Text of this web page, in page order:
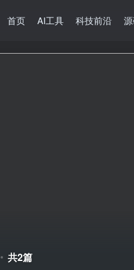
首页 AI工具 科技前沿
共2篇